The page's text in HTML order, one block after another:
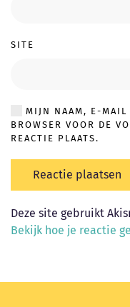
SITE
MIJN NAAM, E-MAIL
BROWSER VOOR DE
REACTIE PLAATS.
Reactie plaatsen
Deze site gebruikt
Bekijk hoe je reactie